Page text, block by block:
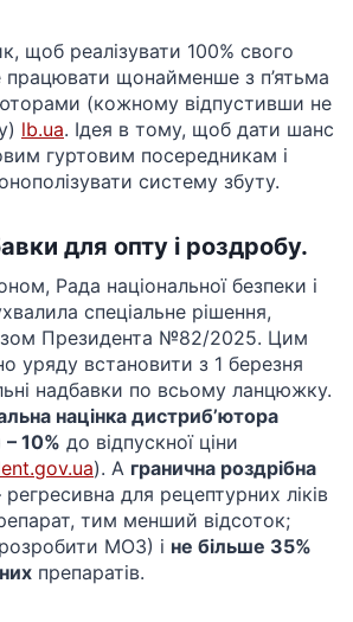
щоб реалізувати 100% свого
щонайменше з п’ятьма
(кожному відпустивши не
lb.ua. Ідея в тому, щоб дати шанс
гуртовим посередникам і
систему збуту.
для опту і роздробу.
Рада національної безпеки і
спеціальне рішення,
Президента №82/2025. Цим
уряду встановити з 1 березня
надбавки по всьому ланцюжку.
націнка дистриб’ютора
10% до відпускної ціни
). А гранична роздрібна
регресивна для рецептурних ліків
тим менший відсоток;
МОЗ) і не більше 35%
препаратів.